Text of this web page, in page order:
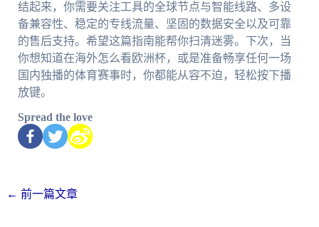
结起来，你需要关注工具的全球节点与智能线路、多设
备兼容性、稳定的专线流量、坚固的数据安全以及可靠
的售后支持。希望这篇指南能帮你扫清迷雾。下次，当
你想知道在海外怎么看欧洲杯，或是准备畅享任何一场
国内独播的体育赛事时，你都能从容不迫，轻松按下播
放键。
Spread the love
← 前一篇文章